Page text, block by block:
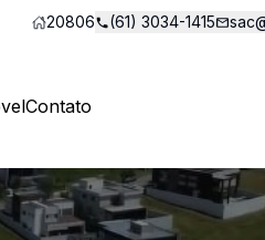
20806 (61) 3034-1415
Contato